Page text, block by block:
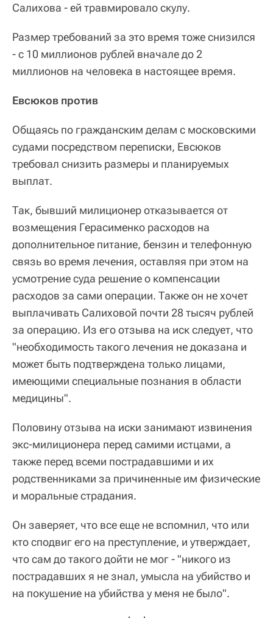
Салихова - ей травмировало скулу.
Размер требований за это время тоже снизился
- с 10 миллионов рублей вначале до 2
миллионов на человека в настоящее время.
Евсюков против
Общаясь по гражданским делам с московскими
судами посредством переписки, Евсюков
требовал снизить размеры и планируемых
выплат.
Так, бывший милиционер отказывается от
возмещения Герасименко расходов на
дополнительное питание, бензин и телефонную
связь во время лечения, оставляя при этом на
усмотрение суда решение о компенсации
расходов за сами операции. Также он не хочет
выплачивать Салиховой почти 28 тысяч рублей
за операцию. Из его отзыва на иск следует, что
"необходимость такого лечения не доказана и
может быть подтверждена только лицами,
имеющими специальные познания в области
медицины".
Половину отзыва на иски занимают извинения
экс-милиционера перед самими истцами, а
также перед всеми пострадавшими и их
родственниками за причиненные им физические
и моральные страдания.
Он заверяет, что все еще не вспомнил, что или
кто сподвиг его на преступление, и утверждает,
что сам до такого дойти не мог - "никого из
пострадавших я не знал, умысла на убийство и
на покушение на убийства у меня не было".